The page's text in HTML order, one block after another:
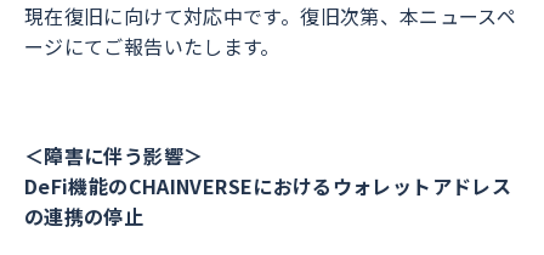
​現在復旧に向けて対応中です。復旧次第、本ニュースペ
ージにてご報告いたします。
＜障害に伴う影響＞​
DeFi機能のCHAINVERSEにおけるウォレットアドレス
の連携の停止